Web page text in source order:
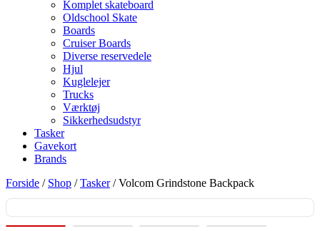
Komplet skateboard
Oldschool Skate
Boards
Cruiser Boards
Diverse reservedele
Hjul
Kuglelejer
Trucks
Værktøj
Sikkerhedsudstyr
Tasker
Gavekort
Brands
Forside / Shop /Tasker/ Volcom Grindstone Backpack